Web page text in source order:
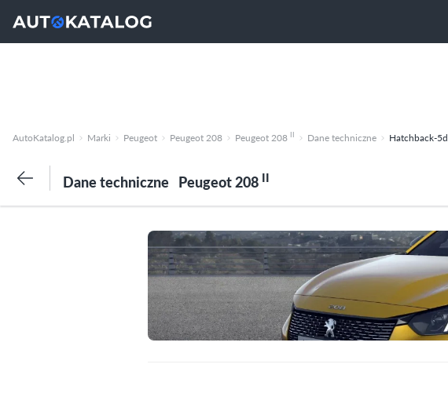
AutoKatalog.pl Marki Peugeot Peugeot 208 Peugeot 208 II Dane techniczne Hatchback-5d
Dane techniczne Peugeot 208 II